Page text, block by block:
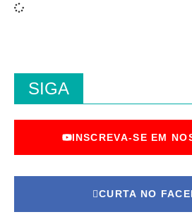
SIGA
INSCREVA-SE EM
CURTA NO